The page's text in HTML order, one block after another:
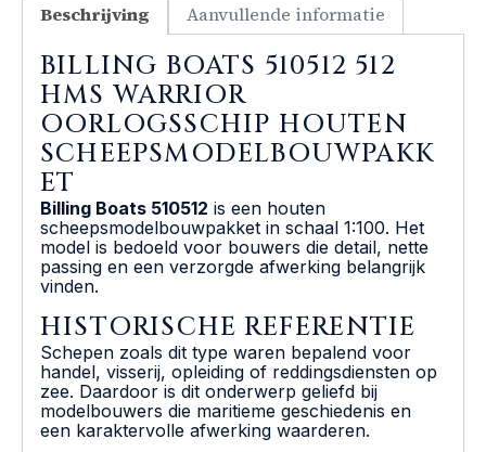
Beschrijving Aanvullende informatie
BILLING BOATS 510512 512
HMS WARRIOR
OORLOGSSCHIP HOUTEN
SCHEEPSMODELBOUWPAKK
ET
Billing Boats 510512 is een houten
scheepsmodelbouwpakket in schaal 1:100. Het
model is bedoeld voor bouwers die detail, nette
passing en een verzorgde afwerking belangrijk
vinden.
HISTORISCHE REFERENTIE
Schepen zoals dit type waren bepalend voor
handel, visserij, opleiding of reddingsdiensten op
zee. Daardoor is dit onderwerp geliefd bij
modelbouwers die maritieme geschiedenis en
een karaktervolle afwerking waarderen.